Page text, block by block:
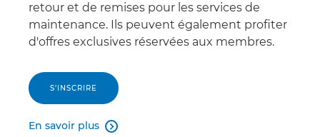
retour et de remises pour les services de
maintenance. Ils peuvent également profiter
d'offres exclusives réservées aux membres.
S'INSCRIRE
En savoir plus 